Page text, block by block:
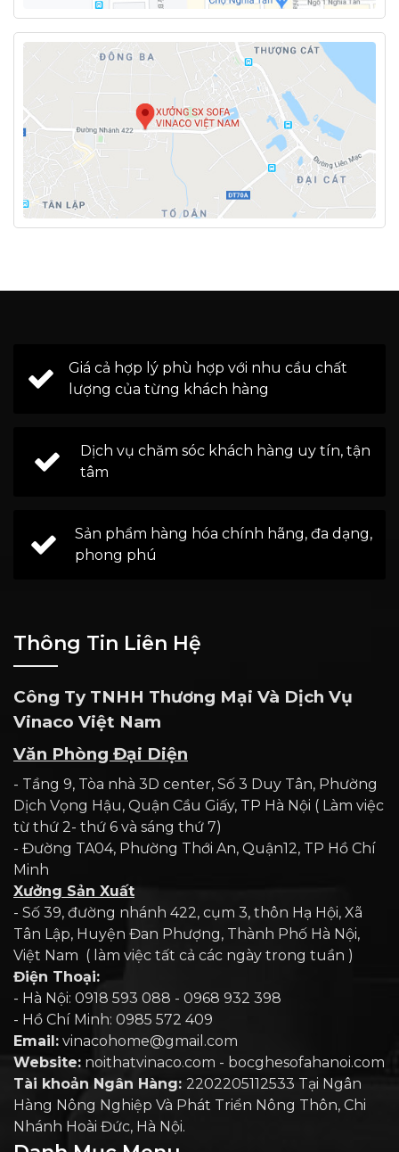
Giá cả hợp lý phù hợp với nhu cầu chất
lượng của từng khách hàng
Dịch vụ chăm sóc khách hàng uy tín, tận
tâm
Sản phẩm hàng hóa chính hãng, đa dạng,
phong phú
Thông Tin Liên Hệ
Công Ty TNHH Thương Mại Và Dịch Vụ
Vinaco Việt Nam
Văn Phòng Đại Diện
- Tầng 9, Tòa nhà 3D center, Số 3 Duy Tân, Phường
Dịch Vọng Hậu, Quận Cầu Giấy, TP Hà Nội ( Làm việc
từ thứ 2- thứ 6 và sáng thứ 7)
- Đường TA04, Phường Thới An, Quận12, TP Hồ Chí
Minh
Xưởng Sản Xuất
- Số 39, đường nhánh 422, cụm 3, thôn Hạ Hội, Xã
Tân Lập, Huyện Đan Phượng, Thành Phố Hà Nội,
Việt Nam ( làm việc tất cả các ngày trong tuần )
Điện Thoại:
- Hà Nội: 0918 593 088 - 0968 932 398
- Hồ Chí Minh: 0985 572 409
Email: vinacohome@gmail.com
Website: noithatvinaco.com - bocghesofahanoi.com
Tài khoản Ngân Hàng: 2202205112533 Tại Ngân
Hàng Nông Nghiệp Và Phát Triển Nông Thôn, Chi
Nhánh Hoài Đức, Hà Nội.